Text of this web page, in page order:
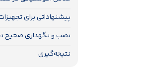
پیشنهاداتی برای
نصب و نگهداری صحیح
نتیجه‌گیری